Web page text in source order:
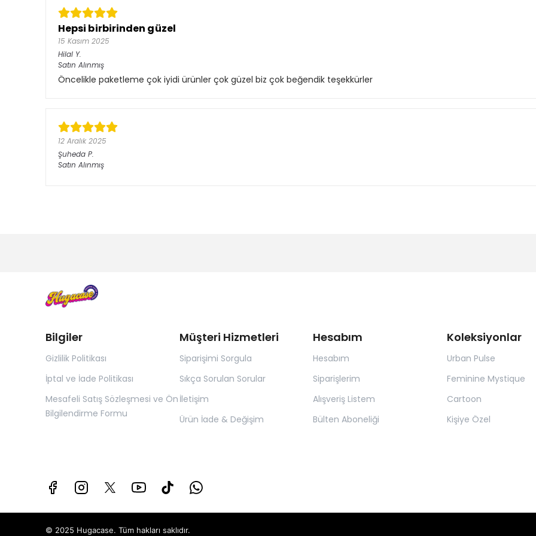
Hepsi birbirinden güzel
15 Kasım 2025
Hilal Y.
Satın Alınmış
Öncelikle paketleme çok iyidi ürünler çok güzel biz çok beğendik teşekkürler
12 Aralık 2025
Şuheda P.
Satın Alınmış
Bilgiler
Gizlilik Politikası
İptal ve İade Politikası
Mesafeli Satış Sözleşmesi ve Ön
Bilgilendirme Formu
Müşteri Hizmetleri
Siparişimi Sorgula
Sıkça Sorulan Sorular
İletişim
Ürün İade & Değişim
Hesabım
Hesabım
Siparişlerim
Alışveriş Listem
Bülten Aboneliği
Koleksiyonlar
Urban Pulse
Feminine Mystique
Cartoon
Kişiye Özel
© 2025 Hugacase. Tüm hakları saklıdır.